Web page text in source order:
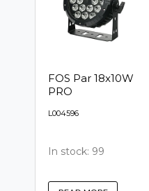
FOS Par 18x10W
PRO
L004596
In stock: 99